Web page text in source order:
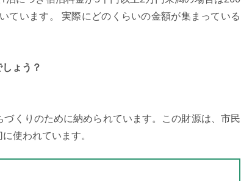
ています。 実際にどのくらいの金額が集まっている
ょう？
くりのために納められています。この財源は、市民
使われています。